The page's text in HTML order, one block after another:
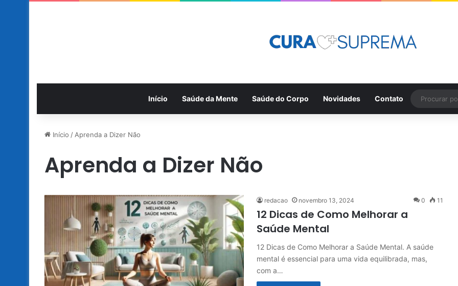
Início Saúde da Mente Saúde do Corpo Novidades Contato
Início / Aprenda a Dizer Não
Aprenda a Dizer Não
redacao novembro 13, 2024 0 11
12 Dicas de Como Melhorar a
Saúde Mental
12 Dicas de Como Melhorar a Saúde Mental. A saúde
mental é essencial para uma vida equilibrada, mas,
com a…